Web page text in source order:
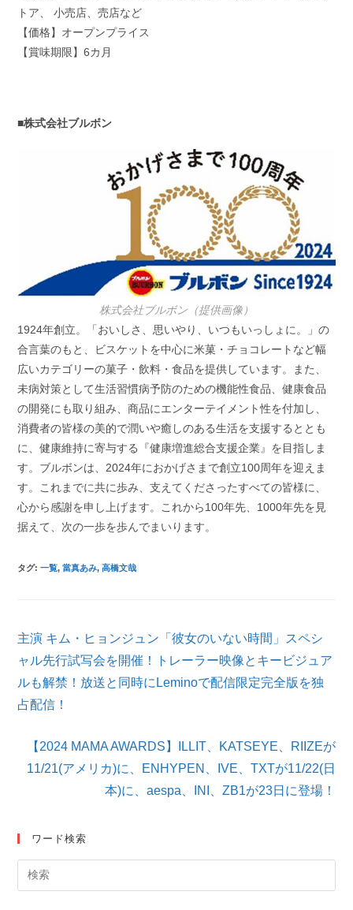
トア、 小売店、売店など
【価格】オープンプライス
【賞味期限】6カ月
■株式会社ブルボン
株式会社ブルボン（提供画像）
1924年創立。「おいしさ、思いやり、いつもいっしょに。」の
合言葉のもと、ビスケットを中心に米菓・チョコレートなど幅
広いカテゴリーの菓子・飲料・食品を提供しています。また、
未病対策として生活習慣病予防のための機能性食品、健康食品
の開発にも取り組み、商品にエンターテイメント性を付加し、
消費者の皆様の美的で潤いや癒しのある生活を支援するととも
に、健康維持に寄与する『健康増進総合支援企業』を目指しま
す。ブルボンは、2024年におかげさまで創立100周年を迎えま
す。これまでに共に歩み、支えてくださったすべての皆様に、
心から感謝を申し上げます。これから100年先、1000年先を見
据えて、次の一歩を歩んでまいります。
タグ:一覧, 當真あみ, 高橋文哉
そ
の
他
記
事
主演 キム・ヒョンジュン「彼女のいない時間」スペシ
ャル先行試写会を開催！トレーラー映像とキービジュア
ルも解禁！放送と同時にLeminoで配信限定完全版を独
占配信！
【2024 MAMA AWARDS】ILLIT、KATSEYE、RIIZEが
11/21(アメリカ)に、ENHYPEN、IVE、TXTが11/22(日
本)に、aespa、INI、ZB1が23日に登場！
ワード検索